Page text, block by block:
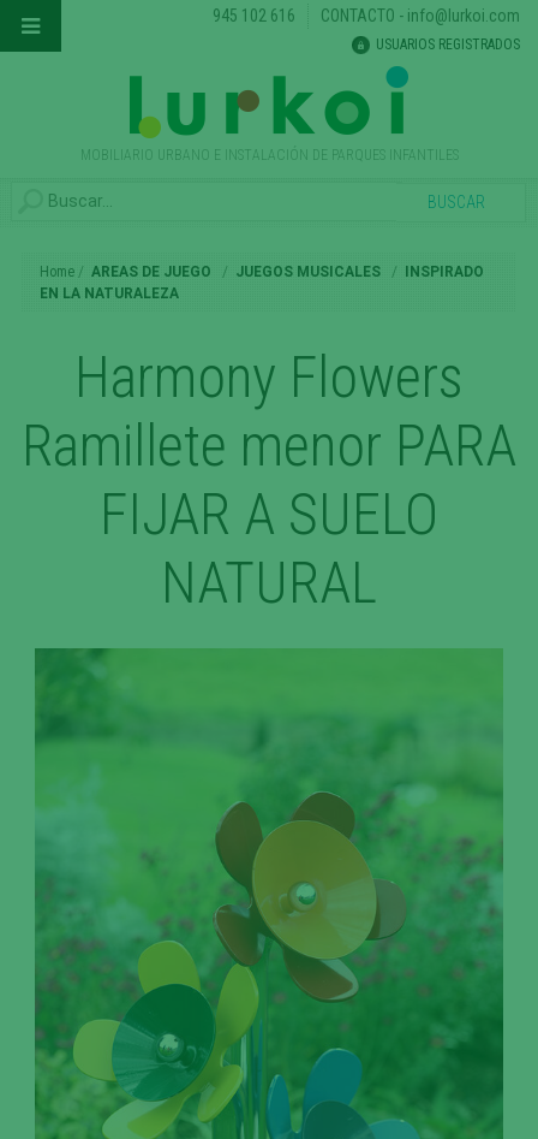
MOBILIARIO URBANO E INSTALACIÓN DE PARQUES INFANTILES
945 102 616 CONTACTO - info@lurkoi.com
USUARIOS REGISTRADOS
Home AREAS DE JUEGO JUEGOS MUSICALES
INSPIRADO
EN LA NATURALEZA
Harmony Flowers
Ramillete menor PARA
FIJAR A SUELO
NATURAL